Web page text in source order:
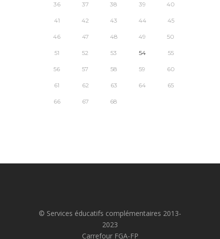
36 37 38 39 40
41 42 43 44 45
46 47 48 49 50
51 52 53 54 55
56 57 58 59 60
61 62 63 64 65
66 67 68
© Services éducatifs complémentaires 2013-
2023
Carrefour FGA-FP